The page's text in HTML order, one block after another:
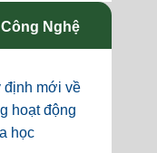
Nghệ
định mới về
hoạt động
học